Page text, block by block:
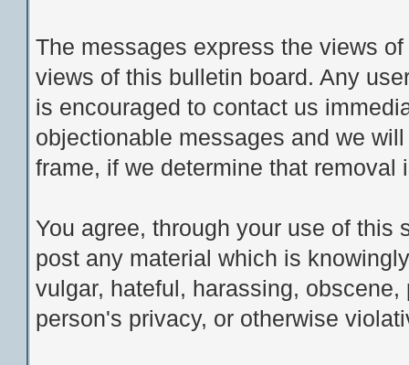
The messages express the views
views of this bulletin board. Any
is encouraged to contact us
objectionable messages and we
frame, if we determine that removal
You agree, through your use of
post any material which is
vulgar, hateful, harassing,
person's privacy, or otherwise